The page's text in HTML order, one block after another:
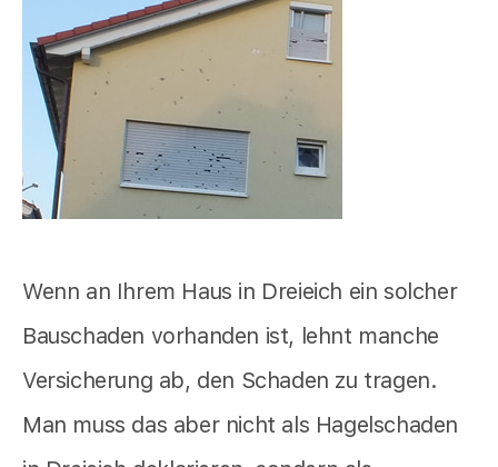
Wenn an Ihrem Haus in Dreieich ein solcher
Bauschaden vorhanden ist, lehnt manche
Versicherung ab, den Schaden zu tragen.
Man muss das aber nicht als Hagelschaden